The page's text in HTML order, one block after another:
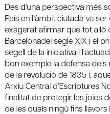
Des d’una perspectiva més
País en l’àmbit ciutadà va
exagerat afirmar que tot allò
Barcelonadel segle XIX i el
segell de la iniciativa i
bon exemple la defensa
de la revolució de 1835 i,
Arxiu Central d’Escriptures
finalitat de protegir les joies
de les quals ningú fins llavors